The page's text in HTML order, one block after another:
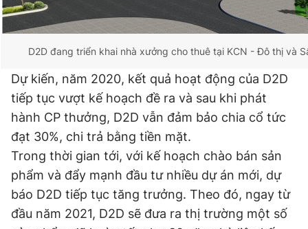
D2D đang triển khai nhà xưởng cho thuê tại KCN - Đô thị và
Dự kiến, năm 2020, kết quả hoạt động của D2D
tiếp tục vượt kế hoạch đề ra và sau khi phát
hành CP thưởng, D2D vẫn đảm bảo chia cổ tức
đạt 30%, chi trả bằng tiền mặt.
Trong thời gian tới, với kế hoạch chào bán sản
phẩm và đẩy mạnh đầu tư nhiều dự án mới, dự
báo D2D tiếp tục tăng trưởng. Theo đó, ngay từ
đầu năm 2021, D2D sẽ đưa ra thị trường một số